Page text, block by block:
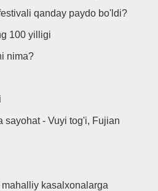
qanday paydo bo'ldi?
100 yilligi
nima?
sayohat - Vuyi tog'i, Fujian
kasalxonalarga